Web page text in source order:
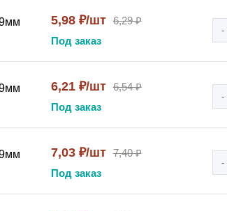
5,98 ₽/шт 6,29 ₽
Под заказ
-
6,21 ₽/шт 6,54 ₽
Под заказ
-
7,03 ₽/шт 7,40 ₽
Под заказ
-